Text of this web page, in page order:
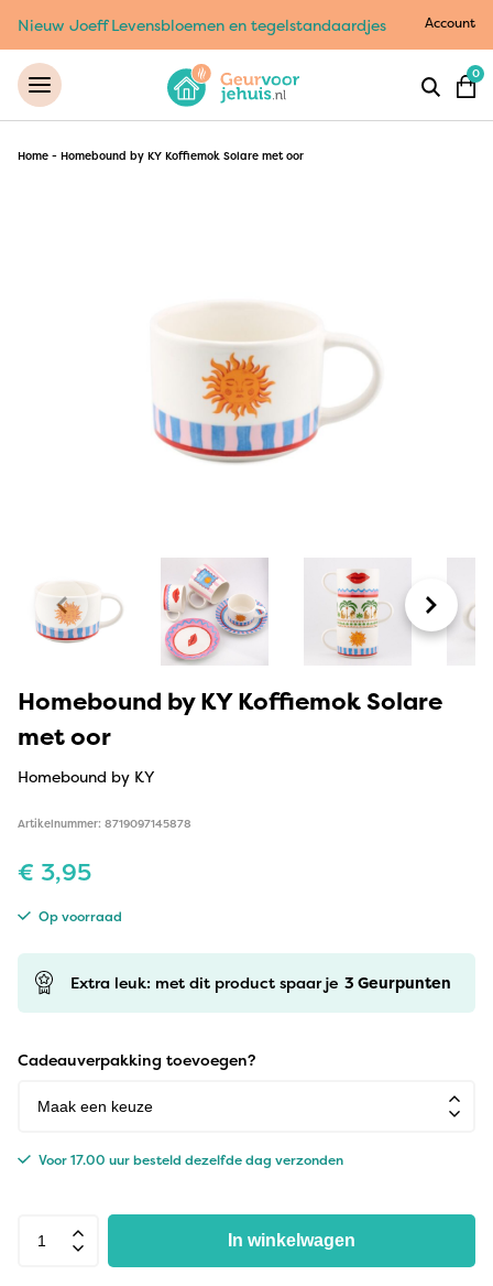
Nieuw Joeff Levensbloemen en tegelstandaardjes Account
0
Home - Homebound by KY Koffiemok Solare met oor
Homebound by KY Koffiemok Solare
met oor
Homebound by KY
Artikelnummer: 8719097145878
€ 3,95
Op voorraad
Extra leuk: met dit product spaar je 3 Geurpunten
Cadeauverpakking toevoegen?
Voor 17.00 uur besteld dezelfde dag verzonden
In winkelwagen